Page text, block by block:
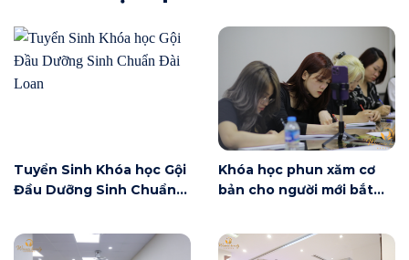
Tuyển Sinh Khóa học Gội
Đầu Dưỡng Sinh Chuẩn
Khóa học phun xăm cơ
bản cho người mới bắt
có gì?